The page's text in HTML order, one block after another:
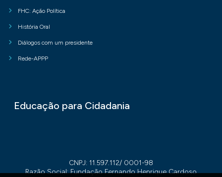
FHC: Ação Política
História Oral
Diálogos com um presidente
Rede-APPP
Educação para Cidadania
CNPJ: 11.597.112/ 0001-98
Razão Social: Fundação Fernando Henrique Cardoso